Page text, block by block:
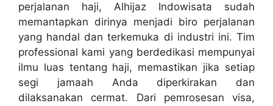
perjalanan haji, Alhijaz Indowisata sudah
memantapkan dirinya menjadi biro perjalanan
yang handal dan terkemuka di industri ini. Tim
professional kami yang berdedikasi mempunyai
ilmu luas tentang haji, memastikan jika setiap
segi jamaah Anda diperkirakan dan
dilaksanakan cermat. Dari pemrosesan visa,